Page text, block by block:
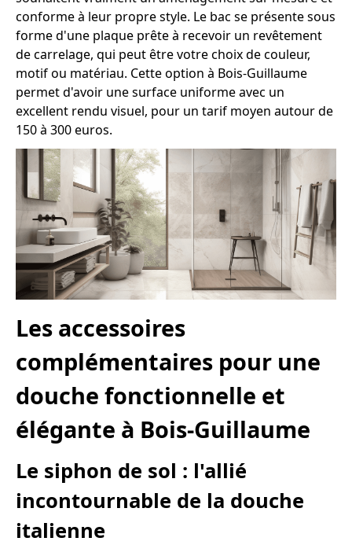
conforme à leur propre style. Le bac se présente sous
forme d'une plaque prête à recevoir un revêtement
de carrelage, qui peut être votre choix de couleur,
motif ou matériau. Cette option à Bois-Guillaume
permet d'avoir une surface uniforme avec un
excellent rendu visuel, pour un tarif moyen autour de
150 à 300 euros.
Les accessoires
complémentaires pour une
douche fonctionnelle et
élégante à Bois-Guillaume
Le siphon de sol : l'allié
incontournable de la douche
italienne